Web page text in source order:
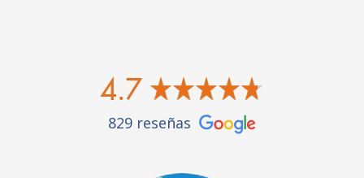
4.7
829 reseñas